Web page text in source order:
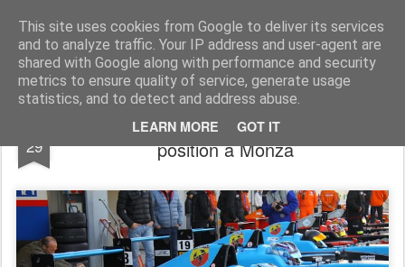
This site uses cookies from Google to deliver its services
and to analyze traffic. Your IP address and user-agent are
shared with Google along with performance and security
metrics to ensure quality of service, generate usage
statistics, and to detect and address abuse.
LEARN MORE GOT IT
AutoMotoCorse. Motorsport Random News 280912
29
F. 4 - Sebastian Fernandez in pole
position a Monza